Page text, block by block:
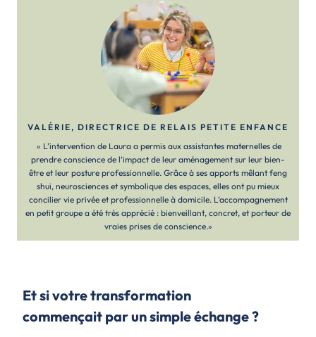
VALÉRIE, DIRECTRICE DE RELAIS PETITE ENFANCE
« L’intervention de Laura a permis aux assistantes maternelles de
prendre conscience de l’impact de leur aménagement sur leur bien-
être et leur posture professionnelle. Grâce à ses apports mêlant feng
shui, neurosciences et symbolique des espaces, elles ont pu mieux
concilier vie privée et professionnelle à domicile. L’accompagnement
en petit groupe a été très apprécié : bienveillant, concret, et porteur de
vraies prises de conscience.»
Et si votre transformation
commençait par un simple échange ?